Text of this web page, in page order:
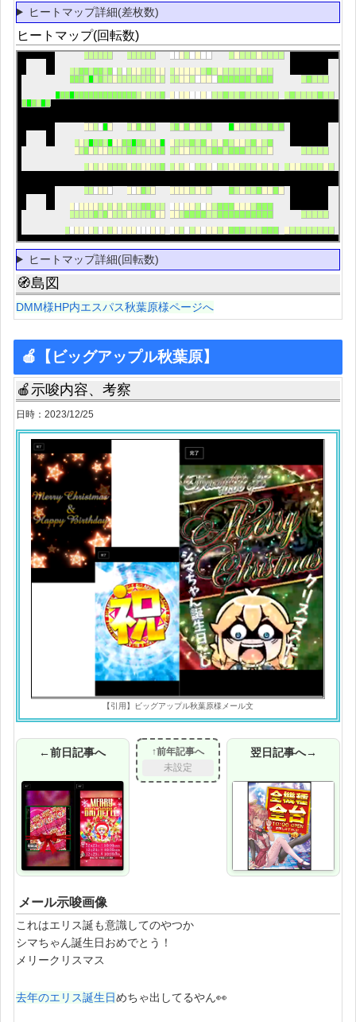
ヒートマップ詳細(差枚数)
ヒートマップ(回転数)
ヒートマップ詳細(回転数)
🧭島図
DMM様HP内エスパス秋葉原様ページへ
🍎【ビッグアップル秋葉原】
🍎示唆内容、考察
日時：2023/12/25
【引用】ビッグアップル秋葉原様メール文
←前日記事へ
↑前年記事へ
未設定
翌日記事へ→
メール示唆画像
これはエリス誕も意識してのやつか
シマちゃん誕生日おめでとう！
メリークリスマス
去年のエリス誕生日めちゃ出してるやん👀